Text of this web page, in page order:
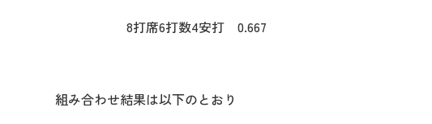
8打席6打数4安打 0.667
組み合わせ結果は以下のとおり